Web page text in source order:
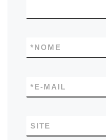
NOME
*
E-MAIL
*
SITE